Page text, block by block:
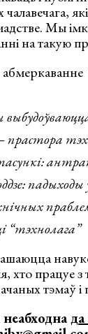
Мы
на такую
“тэхнолага”
працуе з
тэмаў і